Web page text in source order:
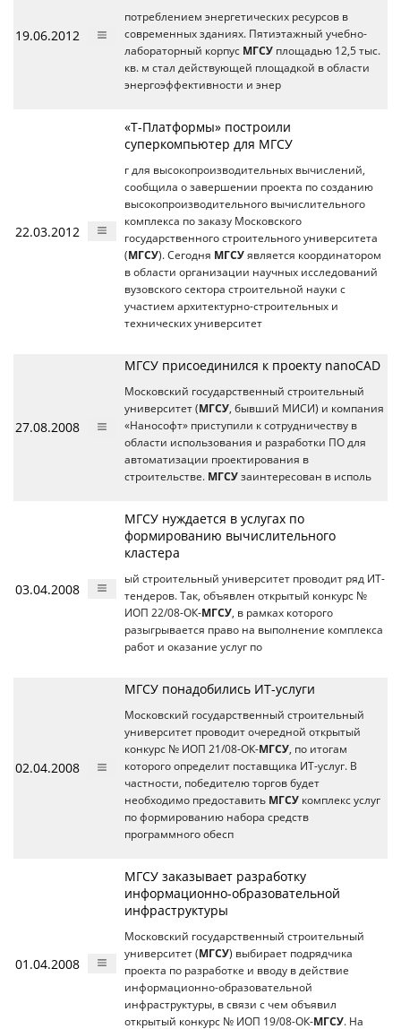
19.06.2012
потреблением энергетических ресурсов в
современных зданиях. Пятиэтажный учебно-
лабораторный корпус МГСУ площадью 12,5 тыс.
кв. м стал действующей площадкой в области
энергоэффективности и энер
22.03.2012
«Т-Платформы» построили
суперкомпьютер для МГСУ
г для высокопроизводительных вычислений,
сообщила о завершении проекта по созданию
высокопроизводительного вычислительного
комплекса по заказу Московского
государственного строительного университета
(МГСУ). Сегодня МГСУ является координатором
в области организации научных исследований
вузовского сектора строительной науки с
участием архитектурно-строительных и
технических университет
27.08.2008
МГСУ присоединился к проекту nanoCAD
Московский государственный строительный
университет (МГСУ , бывший МИСИ) и компания
«Нанософт» приступили к сотрудничеству в
области использования и разработки ПО для
автоматизации проектирования в
строительстве. МГСУ заинтересован в исполь
03.04.2008
МГСУ нуждается в услугах по
формированию вычислительного
кластера
ый строительный университет проводит ряд ИТ-
тендеров. Так, объявлен открытый конкурс №
ИОП 22/08-ОК-МГСУ , в рамках которого
разыгрывается право на выполнение комплекса
работ и оказание услуг по
02.04.2008
МГСУ понадобились ИТ-услуги
Московский государственный строительный
университет проводит очередной открытый
конкурс № ИОП 21/08-ОК-МГСУ , по итогам
которого определит поставщика ИТ-услуг. В
частности, победителю торгов будет
необходимо предоставить МГСУ комплекс услуг
по формированию набора средств
программного обесп
01.04.2008
МГСУ заказывает разработку
информационно-образовательной
инфраструктуры
Московский государственный строительный
университет (МГСУ) выбирает подрядчика
проекта по разработке и вводу в действие
информационно-образовательной
инфраструктуры, в связи с чем объявил
открытый конкурс № ИОП 19/08-ОК-МГСУ. На